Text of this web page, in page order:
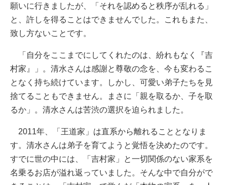
願いに行きましたが、「それを認めると秩序が乱れる」
と、許しを得ることはできませんでした。これもまた、
致し方ないことです。
「自分をここまでにしてくれたのは、紛れもなく『吉
村家』」。清水さんは感謝と尊敬の念を、今も変わるこ
となく持ち続けています。しかし、可愛い弟子たちを見
捨てることもできません。まさに「親を取るか、子を取
るか」。清水さんは苦渋の選択を迫られました。
2011年、「王道家」は直系から離れることとなりま
す。清水さんは弟子を育てようと覚悟を決めたのです。
すでに世の中には、「吉村家」と一切関係のない家系を
名乗るお店が溢れ返っていました。そんな中で自分がで